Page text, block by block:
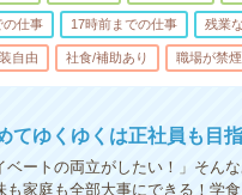
の仕事 17時前までの仕事 残業
自由 社食/補助あり 職場が禁煙
てゆくゆくは正社員も目
ベートの両立がしたい！」そん
家庭も全部大事にできる！学